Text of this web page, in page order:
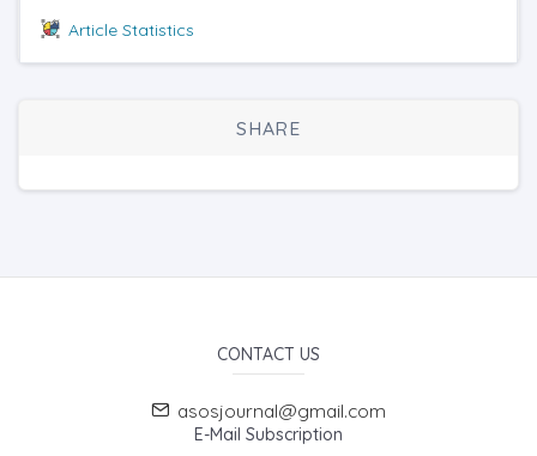
Article Statistics
SHARE
CONTACT US
asosjournal@gmail.com
E-Mail Subscription